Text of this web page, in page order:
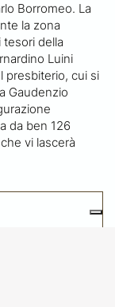
Borromeo. La
la zona
tesori della
Luini
presbiterio, cui si
Gaudenzio
da ben 126
vi lascerà